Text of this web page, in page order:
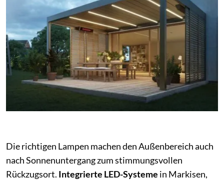
Die richtigen Lampen machen den Außenbereich auch
nach Sonnenuntergang zum stimmungsvollen
Rückzugsort. Integrierte LED-Systeme in Markisen,